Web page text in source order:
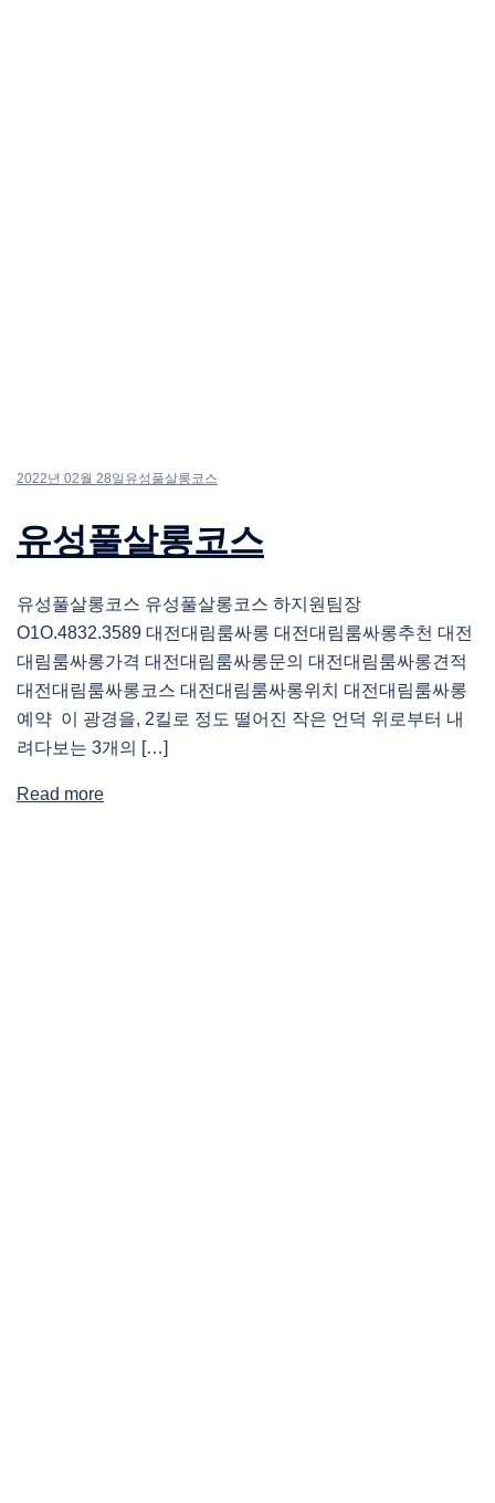
2022년 02월 28일 유성풀살롱코스
유성풀살롱코스
유성풀살롱코스 유성풀살롱코스 하지원팀장
O1O.4832.3589 대전대림룸싸롱 대전대림룸싸롱추천 대전
대림룸싸롱가격 대전대림룸싸롱문의 대전대림룸싸롱견적
대전대림룸싸롱코스 대전대림룸싸롱위치 대전대림룸싸롱
예약 이 광경을, 2킬로 정도 떨어진 작은 언덕 위로부터 내
려다보는 3개의 […]
Read more